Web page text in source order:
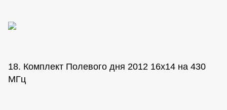
18. Комплект Полевого дня 2012 16х14 на 430
МГц